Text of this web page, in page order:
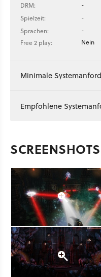
DRM:
-
Spielzeit:
-
Sprachen:
-
Free 2 play:
Nein
Minimale
Empfohlene
SCREENSHOTS